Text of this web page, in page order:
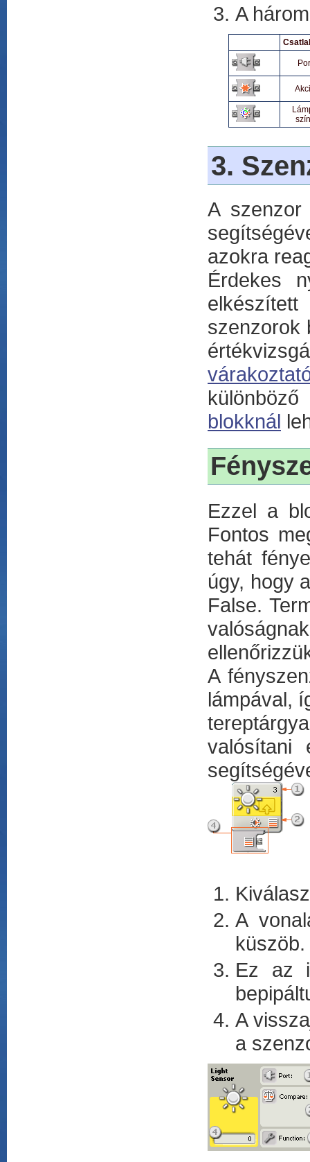
A
3.
A szenzor
azokra
Érdekes
szenzorok
blokknál
Ezzel a
Fontos
tehát
úgy, hogy
False.
A
lámpával,
valósítani
A
küszöb.
Ez az
A
a